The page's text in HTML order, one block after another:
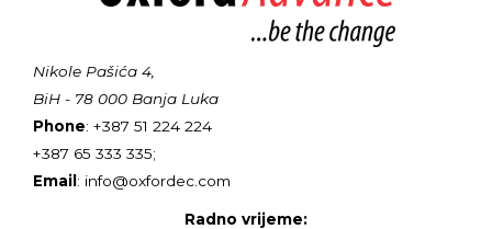
Nikole Pašića 4,
BiH - 78 000 Banja Luka
Phone: +387 51 224 224
+387 65 333 335;
Email: info@oxfordec.com
Radno vrijeme: